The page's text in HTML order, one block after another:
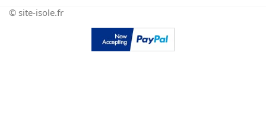
© site-isole.fr